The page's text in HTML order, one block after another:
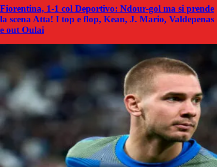
Fiorentina, 1-1 col Deportivo: Ndour-gol ma si prende
la scena Atta! I top e flop, Kean, J. Mario, Valdepenas
e out Oulai